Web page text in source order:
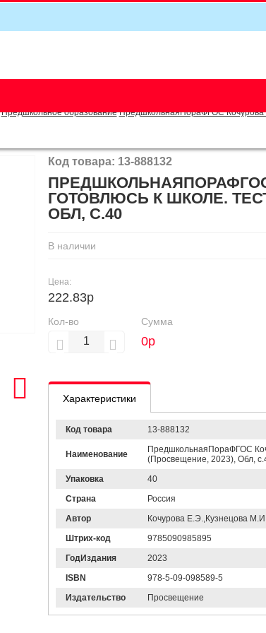
Предшкольное образование ПредшкольнаяПораФГОС Кочурова
Код товара: 13-888132
ГОТОВЛЮСЬ К ШКОЛЕ.
ОБЛ, C.40
В наличии
Цена:
222.83р
Кол-во Сумма
0р
Характеристики
Код товара 13-888132
Наименование
ПредшкольнаяПораФГОС
(Просвещение, 2023), Обл,
Упаковка
40
Страна
Россия
Автор
Кочурова Е.Э.,Кузнецова
Штрих-код
9785090985895
ГодИздания
2023
ISBN
978-5-09-098589-5
Издательство
Просвещение